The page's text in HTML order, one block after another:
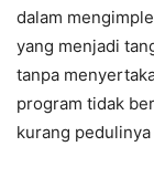
dalam
yang menjadi
tanpa
program tidak
kurang